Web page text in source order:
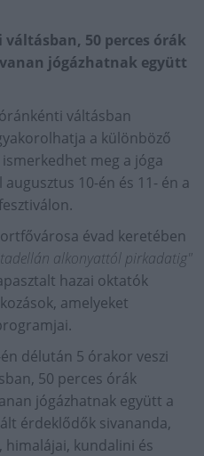
50 perces órák
jógázhatnak együtt
váltásban
a különböző
meg a jóga
10-én és 11- én a
évad keretében
alkonyattól pirkadatig"
hazai oktatók
amelyeket
délután 5 órakor veszi
50 perces órák
jógázhatnak együtt a
érdeklődők sivananda,
kundalini és